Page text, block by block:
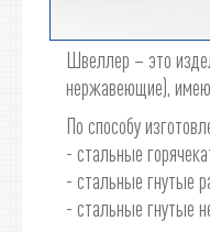
Швеллер – это
нержавеющие),
По способу
- стальные
- стальные гнутые
- стальные гнутые